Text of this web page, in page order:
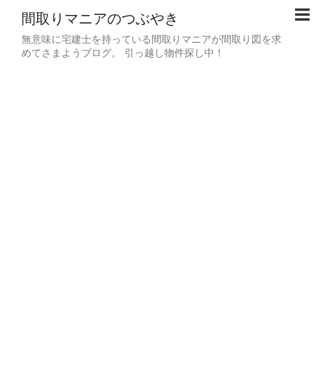
間取りマニアのつぶやき
無意味に宅建士を持っている間取りマニアが間取り図を求
めてさまようブログ。 引っ越し物件探し中！